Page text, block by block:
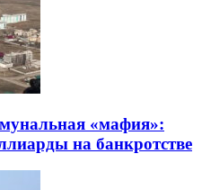
«мафия»:
на банкротстве